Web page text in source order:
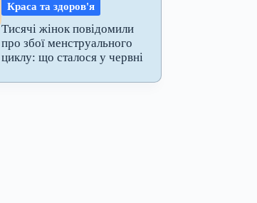
Краса та здоров'я
Тисячі жінок повідомили
про збої менструального
циклу: що сталося у червні